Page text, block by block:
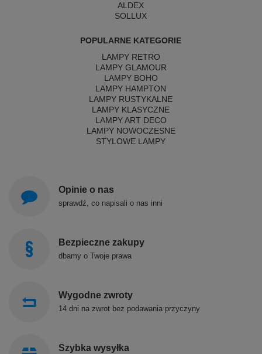
ALDEX
SOLLUX
POPULARNE KATEGORIE
LAMPY RETRO
LAMPY GLAMOUR
LAMPY BOHO
LAMPY HAMPTON
LAMPY RUSTYKALNE
LAMPY KLASYCZNE
LAMPY ART DECO
LAMPY NOWOCZESNE
STYLOWE LAMPY
Opinie o nas
sprawdź, co napisali o nas inni
Bezpieczne zakupy
dbamy o Twoje prawa
Wygodne zwroty
14 dni na zwrot bez podawania przyczyny
Szybka wysyłka